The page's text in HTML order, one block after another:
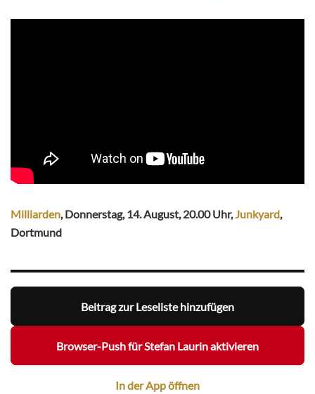
Milliarden, Donnerstag, 14. August, 20.00 Uhr,Junkyard,
Dortmund
Beitrag zur Leseliste hinzufügen
Browser-Push für Stefan Laurin aktivieren
In der App öffnen